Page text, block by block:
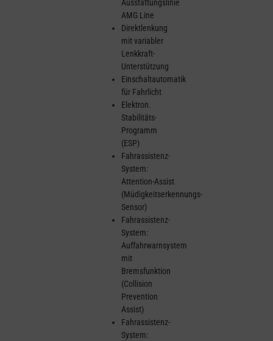
Ausstattungslinie
AMG Line
Direktlenkung
mit variabler
Lenkkraft-
Unterstützung
Einschaltautomatik
für Fahrlicht
Elektron.
Stabilitäts-
Programm
(ESP)
Fahrassistenz-
System:
Attention-Assist
(Müdigkeitserkennungs-
Sensor)
Fahrassistenz-
System:
Auffahrwarnsystem
mit
Bremsfunktion
(Collision
Prevention
Assist)
Fahrassistenz-
System: